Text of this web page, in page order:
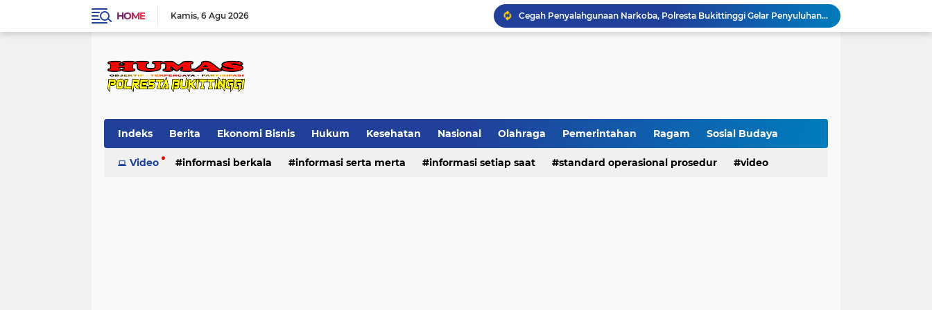
HOME Kamis 6 Agu 2026
Cegah Penyalahgunaan Narkoba, Polresta Bukittinggi Gelar Penyuluhan di Nagari Pakan Sinayan
Sikum Polresta Bukittinggi Berikan Penyuluhan Hukum tentang KUHP Terbaru di Akfar Imam Bonjol
Raih IKPA 100, Polresta Bukittinggi Buktikan Pengelolaan Anggaran yang Profesional dan Akuntabel
Indeks Berita Ekonomi Bisnis Hukum Kesehatan Nasional Olahraga Pemerintahan Ragam Sosial Budaya
Standard Operasional Prosedur Video
Video informasi berkala informasi serta merta informasi setiap saat standard operasional prosedur video